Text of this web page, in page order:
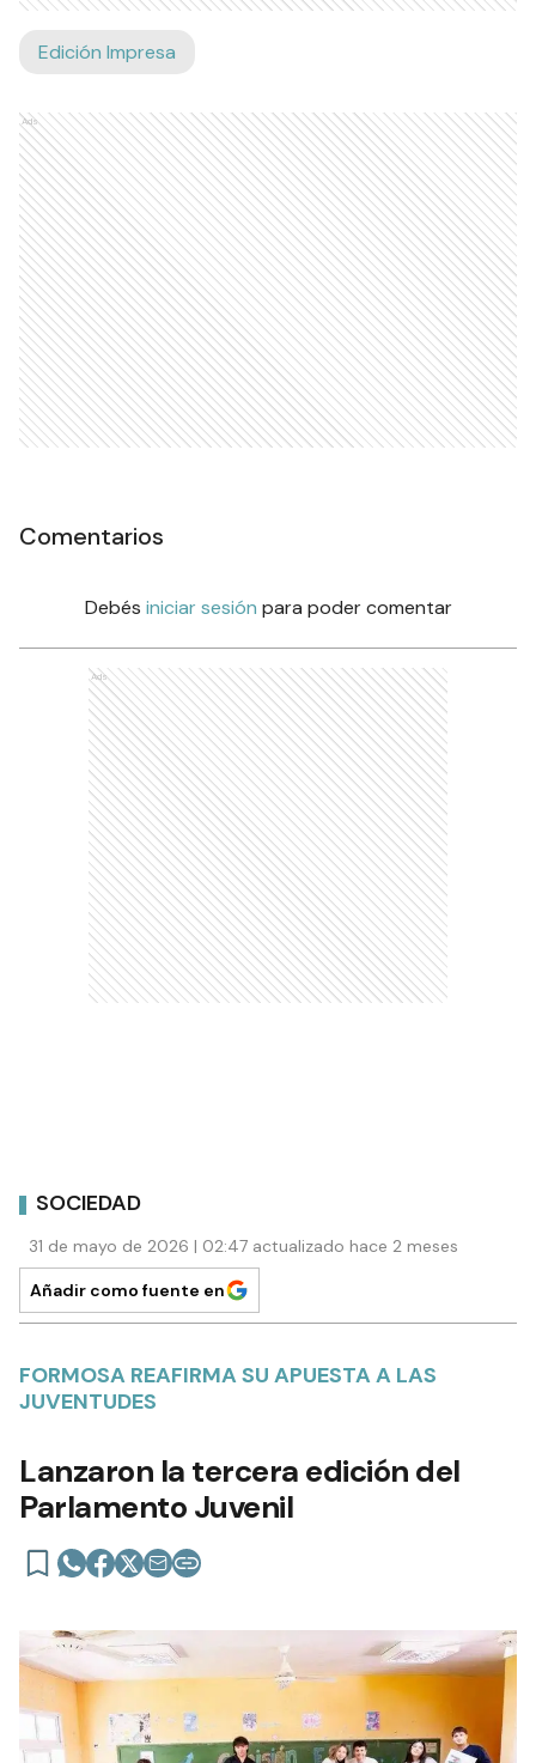
Edición Impresa
Ads
Comentarios
Debés iniciar sesión para poder comentar
Ads
SOCIEDAD
31 de mayo de 2026 | 02:47 actualizado hace 2 meses
Añadir como fuente en
FORMOSA REAFIRMA SU APUESTA A LAS
JUVENTUDES
Lanzaron la tercera edición del
Parlamento Juvenil